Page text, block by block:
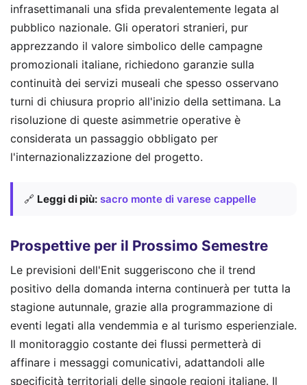
infrasettimanali una sfida prevalentemente legata al
pubblico nazionale. Gli operatori stranieri, pur
apprezzando il valore simbolico delle campagne
promozionali italiane, richiedono garanzie sulla
continuità dei servizi museali che spesso osservano
turni di chiusura proprio all'inizio della settimana. La
risoluzione di queste asimmetrie operative è
considerata un passaggio obbligato per
l'internazionalizzazione del progetto.
🔗 Leggi di più: sacro monte di varese cappelle
Prospettive per il Prossimo Semestre
Le previsioni dell'Enit suggeriscono che il trend
positivo della domanda interna continuerà per tutta la
stagione autunnale, grazie alla programmazione di
eventi legati alla vendemmia e al turismo esperienziale.
Il monitoraggio costante dei flussi permetterà di
affinare i messaggi comunicativi, adattandoli alle
specificità territoriali delle singole regioni italiane. Il